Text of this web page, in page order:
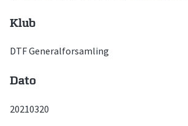
Klub
DTF Generalforsamling
Dato
20210320